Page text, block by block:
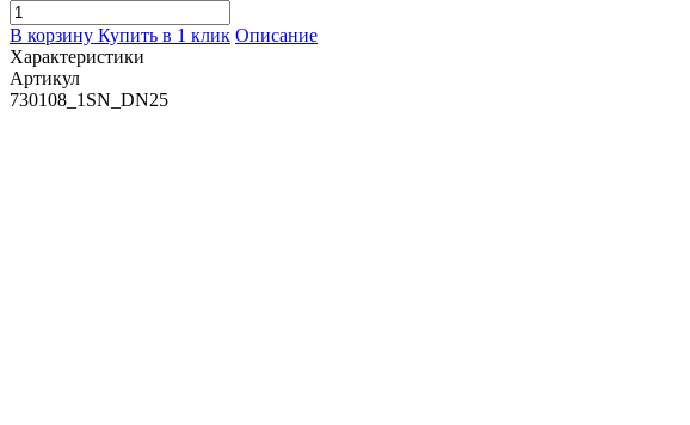
В корзину Купить в 1 клик Описание
Характеристики
Артикул
730108_1SN_DN25